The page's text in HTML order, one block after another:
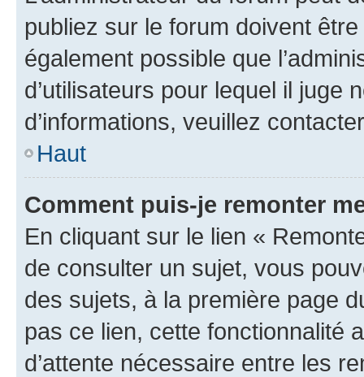
publiez sur le forum doivent
également possible que
d’utilisateurs pour lequel il juge
d’informations, veuillez
Haut
Comment puis-je remonter
En cliquant sur le lien «
de consulter un sujet, vous
des sujets, à la première page
pas ce lien, cette fonctionnalité
d’attente nécessaire entre les